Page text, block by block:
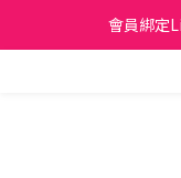
日立家電
會員綁定